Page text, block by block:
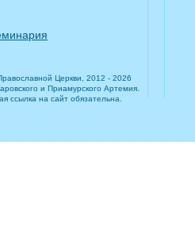
Церкви, 2012 - 2026
и Приамурского Артемия.
ссылка на сайт обязательна.